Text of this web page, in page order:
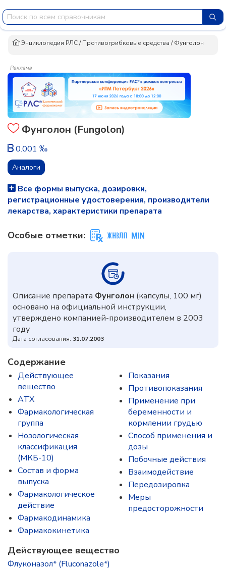
Энциклопедия РЛС/Противогрибковые средства /Фунголон
Реклама
Фунголон (Fungolon)
0.001 ‰
Аналоги
Все формы выпуска, дозировки,
регистрационные удостоверения, производители
лекарства, характеристики препарата
Особые отметки:
Описание препарата Фунголон (капсулы, 100 мг)
основано на официальной инструкции,
утверждено компанией-производителем в 2003
году
Дата согласования: 31.07.2003
Содержание
Действующее
вещество
ATX
Фармакологическая
группа
Нозологическая
классификация
(МКБ-10)
Состав и форма
выпускa
Фармакологическое
действие
Фармакодинамика
Фармакокинетика
Показания
Противопоказания
Применение при
беременности и
кормлении грудью
Способ применения и
дозы
Побочные действия
Взаимодействие
Передозировка
Меры
предосторожности
Действующее вещество
Флуконазол* (Fluconazole*)